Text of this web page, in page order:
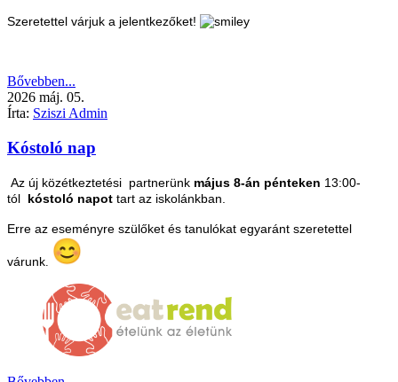
Szeretettel várjuk a jelentkezőket!
Bővebben...
2026 máj. 05.
Írta: Sziszi Admin
Kóstoló nap
Az új közétkeztetési partnerünk május 8-án pénteken 13:00-
tól kóstoló napot tart az iskolánkban.
Erre az eseményre szülőket és tanulókat egyaránt szeretettel
várunk